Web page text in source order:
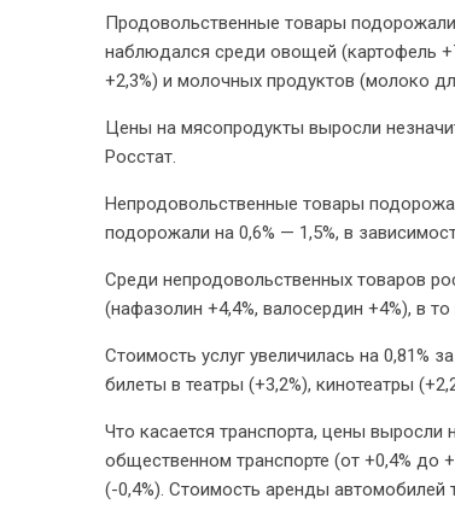
Продовольственные товары
наблюдался среди овощей (картофель
+2,3%) и молочных продуктов (молоко
Цены на мясопродукты выросли
Росстат.
Непродовольственные товары
подорожали на 0,6% — 1,5%, в
Среди непродовольственных товаров
(нафазолин +4,4%, валосердин +4%), в
Стоимость услуг увеличилась на 0,81%
билеты в театры (+3,2%), кинотеатры
Что касается транспорта, цены выросли
общественном транспорте (от +0,4% до
(-0,4%). Стоимость аренды автомобилей